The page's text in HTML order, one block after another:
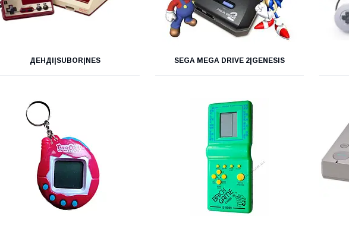
ДЕНДІ|SUBOR|NES SEGA MEGA DRIVE 2|GENESIS